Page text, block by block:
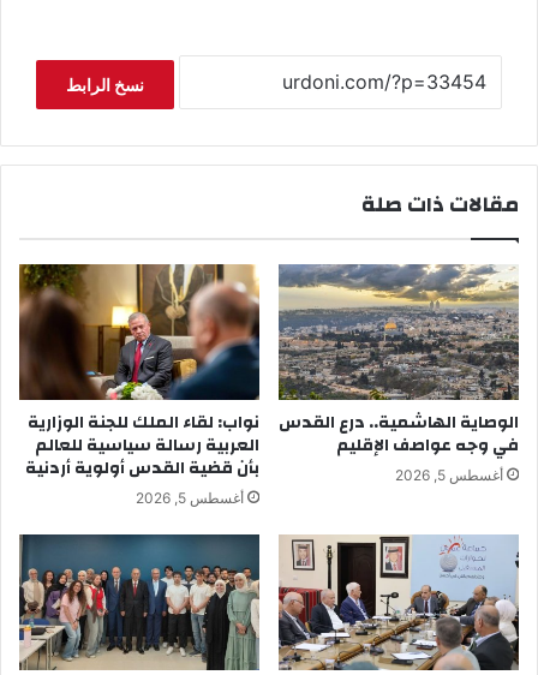
نسخ الرابط
مقالات ذات صلة
الوصاية الهاشمية.. درع القدس
في وجه عواصف الإقليم
أغسطس 5, 2026
نواب: لقاء الملك للجنة الوزارية
العربية رسالة سياسية للعالم
بأن قضية القدس أولوية أردنية
أغسطس 5, 2026